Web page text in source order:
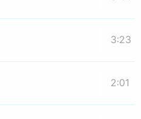
3:23
2:01